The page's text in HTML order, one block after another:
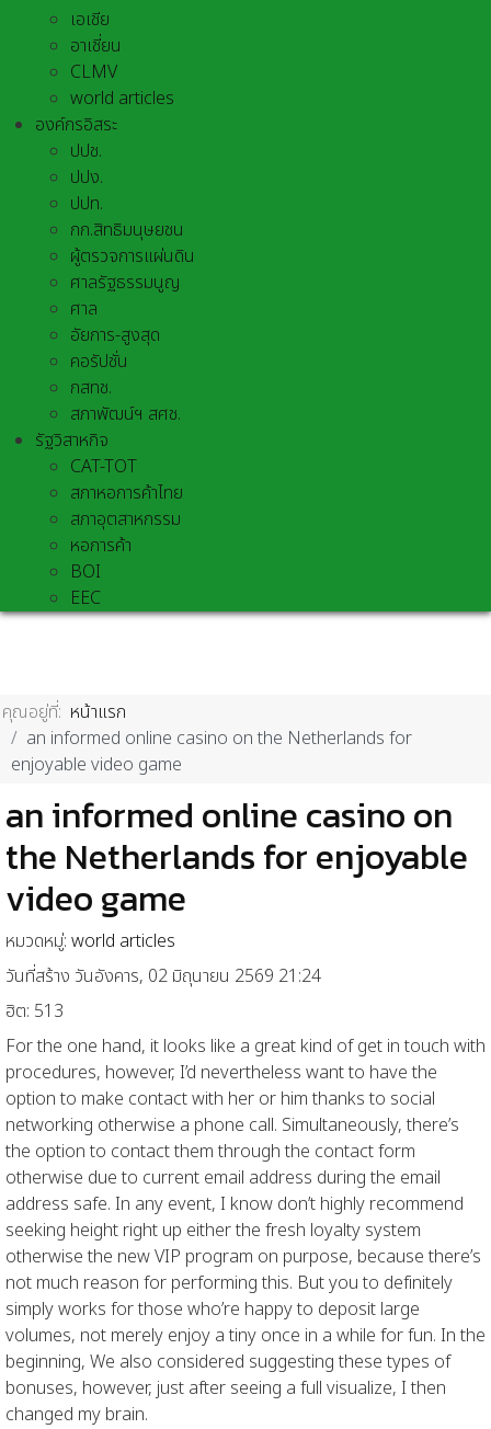
เอเชีย
อาเชี่ยน
CLMV
world articles
องค์กรอิสระ
ปปช.
ปปง.
ปปท.
กก.สิทธิมนุษยชน
ผู้ตรวจการแผ่นดิน
ศาลรัฐธรรมนูญ
ศาล
อัยการ-สูงสุด
คอรัปชั่น
กสทช.
สภาพัฒน์ฯ สศช.
รัฐวิสาหกิจ
CAT-TOT
สภาหอการค้าไทย
สภาอุตสาหกรรม
หอการค้า
BOI
EEC
คุณอยู่ที่: หน้าแรก
an informed online casino on the Netherlands for
enjoyable video game
an informed online casino on
the Netherlands for enjoyable
video game
หมวดหมู่: world articles
วันที่สร้าง วันอังคาร, 02 มิถุนายน 2569 21:24
ฮิต: 513
For the one hand, it looks like a great kind of get in touch with
procedures, however, I’d nevertheless want to have the
option to make contact with her or him thanks to social
networking otherwise a phone call. Simultaneously, there’s
the option to contact them through the contact form
otherwise due to current email address during the email
address safe. In any event, I know don’t highly recommend
seeking height right up either the fresh loyalty system
otherwise the new VIP program on purpose, because there’s
not much reason for performing this. But you to definitely
simply works for those who’re happy to deposit large
volumes, not merely enjoy a tiny once in a while for fun. In the
beginning, We also considered suggesting these types of
bonuses, however, just after seeing a full visualize, I then
changed my brain.